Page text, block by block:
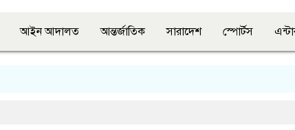
আইন আদালত আন্তর্জাতিক সারাদেশ স্পোর্টস